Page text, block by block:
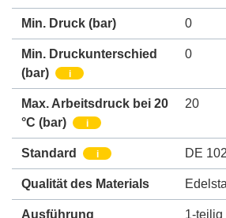
Min. Druck (bar) 0
Min. Druckunterschied
(bar)
i
0
Max. Arbeitsdruck bei 20
°C (bar)
i
20
Standard i DE
Qualität des Materials
Ausführung 1-teilig